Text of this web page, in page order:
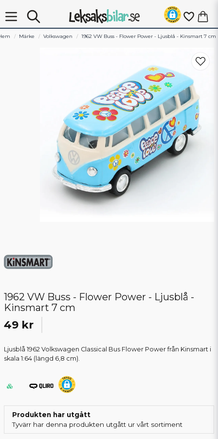
Märke Volkswagen 1962 VW Buss - Flower Power - Ljusblå - Kinsmart 7 cm
1962 VW Buss - Flower Power - Ljusblå -
Kinsmart 7 cm
49 kr
Ljusblå 1962 Volkswagen Classical Bus Flower Power från Kinsmart i
skala 1:64 (längd 6,8 cm).
Produkten har utgått
Tyvärr har denna produkten utgått ur vårt sortiment